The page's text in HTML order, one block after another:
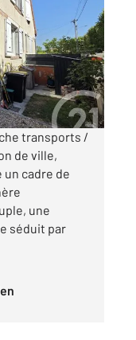
transports /
de ville,
cadre de
une
séduit par